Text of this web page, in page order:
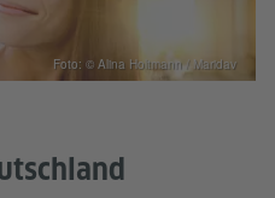
Foto: © Alina Holtmann / Maridav